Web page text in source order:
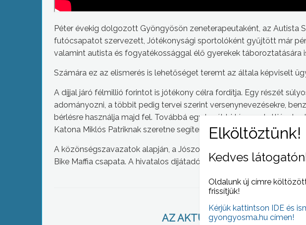
Péter évekig dolgozott Gyöngyösön zeneterapeutaként, az Autista
futócsapatot szervezett, Jótékonysági sportolóként gyűjtött már
valamint autista és fogyatékossággal élő gyerekek táboroztatására
Számára ez az elismerés is lehetőséget teremt az általa képviselt
A díjjal járó félmillió forintot is jótékony célra fordítja. Egy részét
adományozni, a többit pedig tervei szerint versenynevezésekre,
bérlésre használja majd fel. Továbbá egy korábbi támogatottjának a
Katona Miklós Patriknak szeretne segíteni.
A közönségszavazatok alapján, a Jószolgálati díj közösségi
Bike Maffia csapata. A hivatalos díjátadó június 1-én, a Tudományos
AZ AKTUÁLIS NAPI HÍREI
Kedves
Oldalunk új címre
frissítjük!
Kérjük kattintson IDE és
gyongyosma.hu címen!